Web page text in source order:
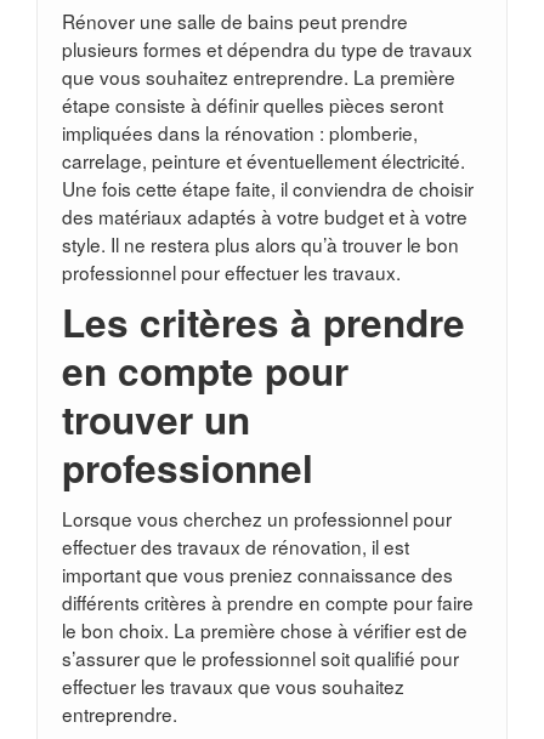
Rénover une salle de bains peut prendre
plusieurs formes et dépendra du type de travaux
que vous souhaitez entreprendre. La première
étape consiste à définir quelles pièces seront
impliquées dans la rénovation : plomberie,
carrelage, peinture et éventuellement électricité.
Une fois cette étape faite, il conviendra de choisir
des matériaux adaptés à votre budget et à votre
style. Il ne restera plus alors qu’à trouver le bon
professionnel pour effectuer les travaux.
Les critères à prendre
en compte pour
trouver un
professionnel
Lorsque vous cherchez un professionnel pour
effectuer des travaux de rénovation, il est
important que vous preniez connaissance des
différents critères à prendre en compte pour faire
le bon choix. La première chose à vérifier est de
s’assurer que le professionnel soit qualifié pour
effectuer les travaux que vous souhaitez
entreprendre.